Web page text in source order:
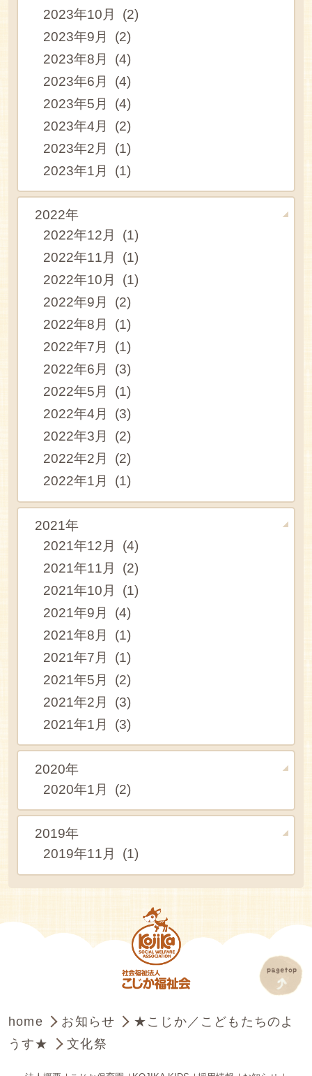
2023年10月 (2)
2023年9月 (2)
2023年8月 (4)
2023年6月 (4)
2023年5月 (4)
2023年4月 (2)
2023年2月 (1)
2023年1月 (1)
2022年
2022年12月 (1)
2022年11月 (1)
2022年10月 (1)
2022年9月 (2)
2022年8月 (1)
2022年7月 (1)
2022年6月 (3)
2022年5月 (1)
2022年4月 (3)
2022年3月 (2)
2022年2月 (2)
2022年1月 (1)
2021年
2021年12月 (4)
2021年11月 (2)
2021年10月 (1)
2021年9月 (4)
2021年8月 (1)
2021年7月 (1)
2021年5月 (2)
2021年2月 (3)
2021年1月 (3)
2020年
2020年1月 (2)
2019年
2019年11月 (1)
home お知らせ
★こじか／こどもたちのよ
うす★
文化祭